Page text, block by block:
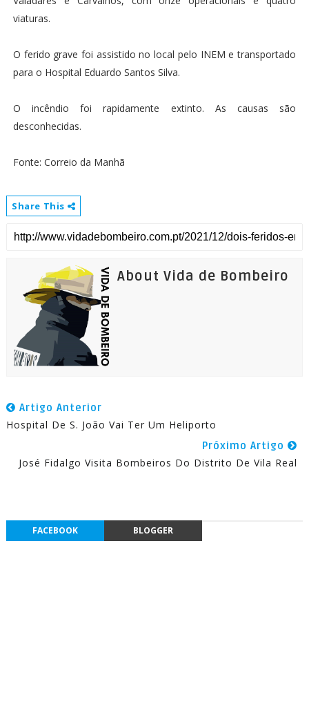
viaturas.
O ferido grave foi assistido no local pelo INEM e transportado
para o Hospital Eduardo Santos Silva.
O incêndio foi rapidamente extinto. As causas são
desconhecidas.
Fonte: Correio da Manhã
Share This
About Vida de Bombeiro
Artigo Anterior
Hospital De S. João Vai Ter Um Heliporto
Próximo Artigo
José Fidalgo Visita Bombeiros Do Distrito De Vila Real
FACEBOOK BLOGGER